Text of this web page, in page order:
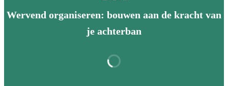
Wervend organiseren: bouwen aan de kracht van
je achterban